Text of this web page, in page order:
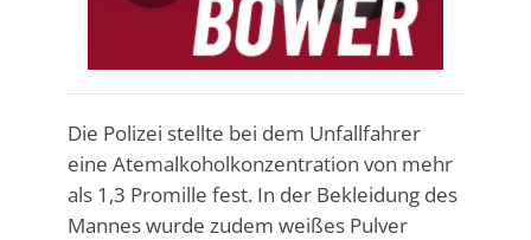
Die Polizei stellte bei dem Unfallfahrer
eine Atemalkoholkonzentration von mehr
als 1,3 Promille fest. In der Bekleidung des
Mannes wurde zudem weißes Pulver